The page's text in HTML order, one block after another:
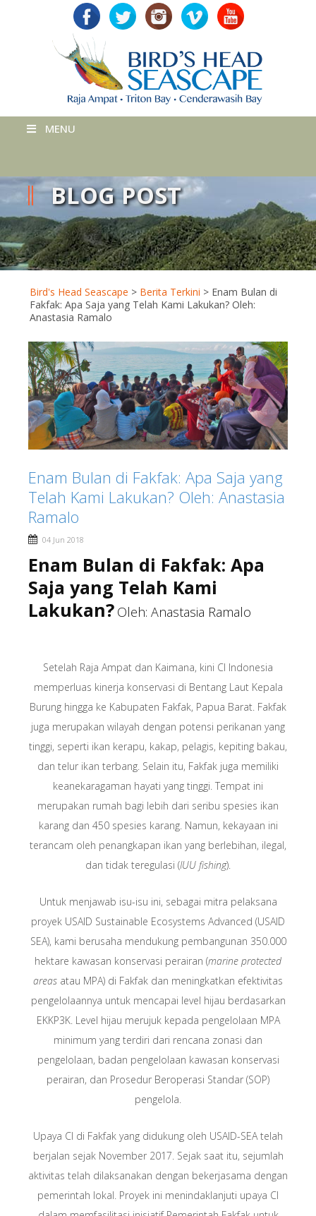
MENU
BLOG POST
Bird's Head Seascape > Berita Terkini > Enam Bulan di
Fakfak: Apa Saja yang Telah Kami Lakukan? Oleh:
Anastasia Ramalo
Enam Bulan di Fakfak: Apa Saja yang
Telah Kami Lakukan? Oleh: Anastasia
Ramalo
04 Jun 2018
Enam Bulan di Fakfak: Apa
Saja yang Telah Kami
Lakukan? Oleh: Anastasia Ramalo
Setelah Raja Ampat dan Kaimana, kini CI Indonesia
memperluas kinerja konservasi di Bentang Laut Kepala
Burung hingga ke Kabupaten Fakfak, Papua Barat. Fakfak
juga merupakan wilayah dengan potensi perikanan yang
tinggi, seperti ikan kerapu, kakap, pelagis, kepiting bakau,
dan telur ikan terbang. Selain itu, Fakfak juga memiliki
keanekaragaman hayati yang tinggi. Tempat ini
merupakan rumah bagi lebih dari seribu spesies ikan
karang dan 450 spesies karang. Namun, kekayaan ini
terancam oleh penangkapan ikan yang berlebihan, ilegal,
dan tidak teregulasi (IUU fishing).
Untuk menjawab isu-isu ini, sebagai mitra pelaksana
proyek USAID Sustainable Ecosystems Advanced (USAID
SEA), kami berusaha mendukung pembangunan 350.000
hektare kawasan konservasi perairan (marine protected
areas atau MPA) di Fakfak dan meningkatkan efektivitas
pengelolaannya untuk mencapai level hijau berdasarkan
EKKP3K. Level hijau merujuk kepada pengelolaan MPA
minimum yang terdiri dari rencana zonasi dan
pengelolaan, badan pengelolaan kawasan konservasi
perairan, dan Prosedur Beroperasi Standar (SOP)
pengelola.
Upaya CI di Fakfak yang didukung oleh USAID-SEA telah
berjalan sejak November 2017. Sejak saat itu, sejumlah
aktivitas telah dilaksanakan dengan bekerjasama dengan
pemerintah lokal. Proyek ini menindaklanjuti upaya CI